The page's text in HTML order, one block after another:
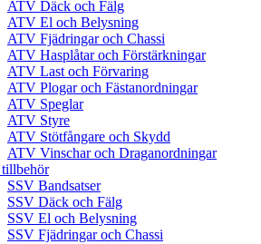
ATV Däck och Fälg
ATV El och Belysning
ATV Fjädringar och Chassi
ATV Hasplåtar och Förstärkningar
ATV Last och Förvaring
ATV Plogar och Fästanordningar
ATV Speglar
ATV Styre
ATV Stötfångare och Skydd
ATV Vinschar och Draganordningar
SSV Bandsatser
SSV Däck och Fälg
SSV El och Belysning
SSV Fjädringar och Chassi